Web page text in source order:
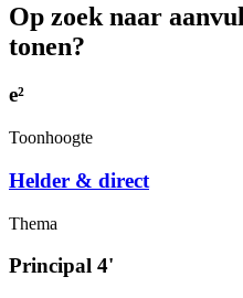
Op zoek naar
tonen?
e²
Toonhoogte
Helder & direct
Thema
Principal 4'